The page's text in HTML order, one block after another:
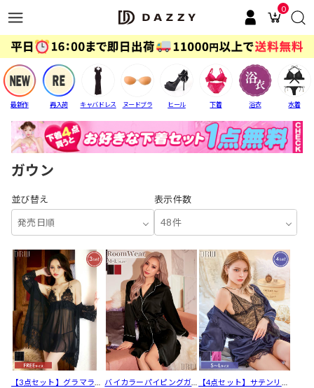
0
最新作 再入荷 キャバドレス ヌードブラ ヒール 下着 浴衣 水着
ガウン
並び替え
発売日順
表示件数
48件
【3点セット】グラマラス
バイカラーパイピングガ
【4点セット】サテンリボ